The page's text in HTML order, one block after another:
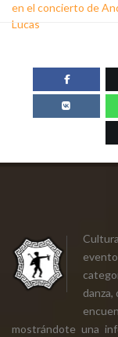
en el concierto de
Lucas
mostrándote una